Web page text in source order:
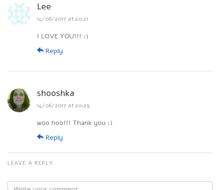
Lee
14/06/2017 at 20:21
I LOVE YOU!!! :)
Reply
shooshka
14/06/2017 at 20:29
woo hoo!!! Thank you :)
Reply
LEAVE A REPLY